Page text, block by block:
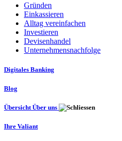
Gründen
Einkassieren
Alltag vereinfachen
Investieren
Devisenhandel
Unternehmensnachfolge
Digitales Banking
Blog
Übersicht Über uns
Ihre Valiant